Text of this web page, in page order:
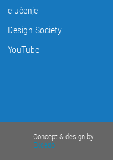
e-učenje
Design Society
YouTube
Concept & design by
Excedo